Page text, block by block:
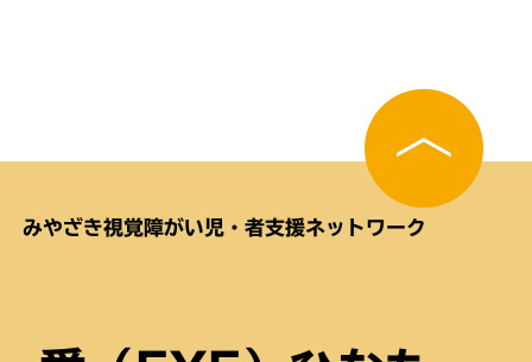
みやざき視覚障がい児・者支援ネットワーク